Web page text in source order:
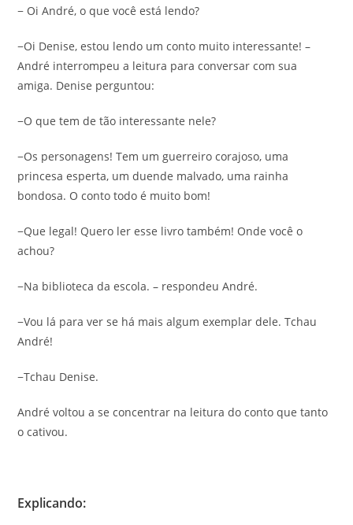
− Oi André, o que você está lendo?
−Oi Denise, estou lendo um conto muito interessante! –
André interrompeu a leitura para conversar com sua
amiga. Denise perguntou:
−O que tem de tão interessante nele?
−Os personagens! Tem um guerreiro corajoso, uma
princesa esperta, um duende malvado, uma rainha
bondosa. O conto todo é muito bom!
−Que legal! Quero ler esse livro também! Onde você o
achou?
−Na biblioteca da escola. – respondeu André.
−Vou lá para ver se há mais algum exemplar dele. Tchau
André!
−Tchau Denise.
André voltou a se concentrar na leitura do conto que tanto
o cativou.
Explicando: